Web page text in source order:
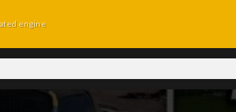
engine